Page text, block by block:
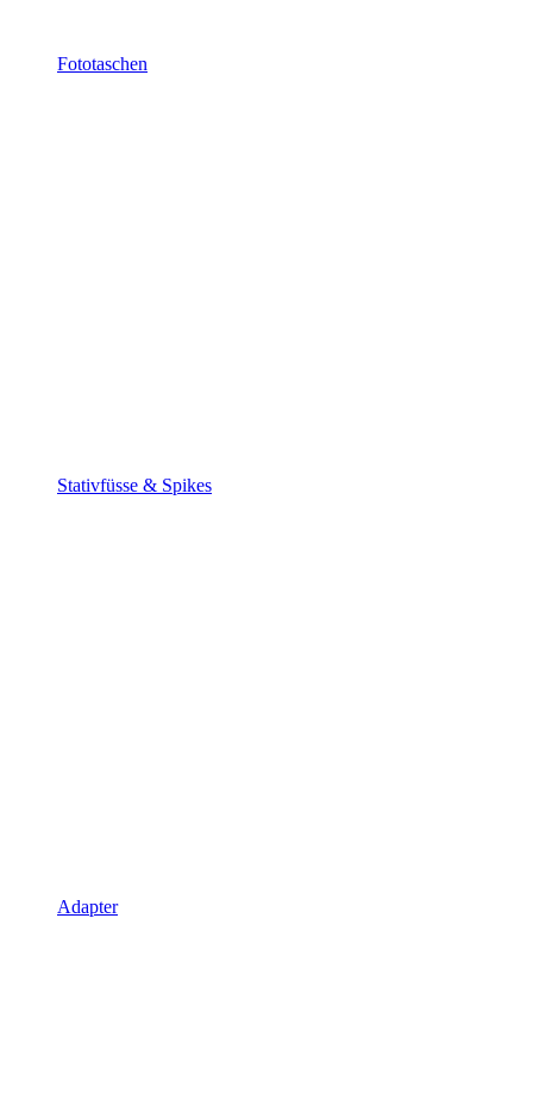
Fototaschen
Stativfüsse & Spikes
Adapter